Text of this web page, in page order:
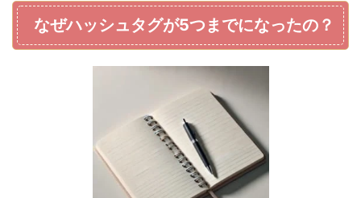
なぜハッシュタグが5つまでになったの？